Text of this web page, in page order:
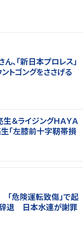
ん、「新日本プロレス」
トゴングをささげる
＆ライジングＨＡＹＡ
生「左膝前十字靭帯損
「危険運転致傷」で起
退 日本水連が謝罪